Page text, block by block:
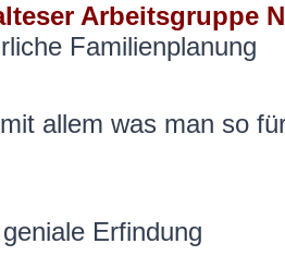
Arbeitsgruppe
Familienplanung
allem was man so
Erfindung